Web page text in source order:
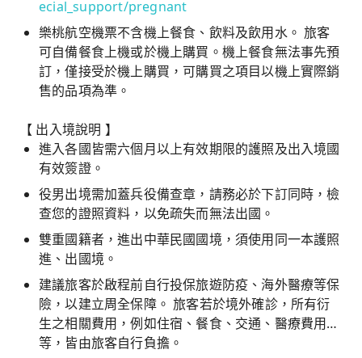
ecial_support/pregnant
樂桃航空機票不含機上餐食、飲料及飲用水。 旅客
可自備餐食上機或於機上購買。機上餐食無法事先預
訂，僅接受於機上購買，可購買之項目以機上實際銷
售的品項為準。
【 出入境說明 】
進入各國皆需六個月以上有效期限的護照及出入境國
有效簽證。
役男出境需加蓋兵役備查章，請務必於下訂同時，檢
查您的證照資料，以免疏失而無法出國。
雙重國籍者，進出中華民國國境，須使用同一本護照
進、出國境。
建議旅客於啟程前自行投保旅遊防疫、海外醫療等保
險，以建立周全保障。 旅客若於境外確診，所有衍
生之相關費用，例如住宿、餐食、交通、醫療費用…
等，皆由旅客自行負擔。